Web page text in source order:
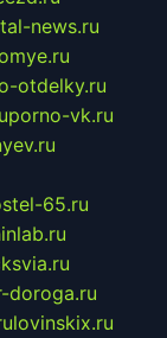
news.ru
otdelky.ru
porno-vk.ru
65.ru
doroga.ru
lovinskix.ru